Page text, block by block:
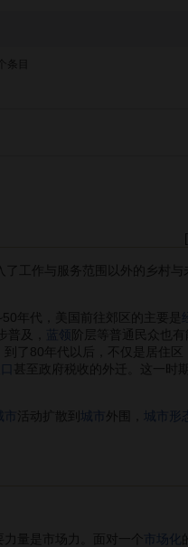
个条目
[
工作与服务范围以外的乡村与
年代，美国前往郊区的主要是
及， 蓝领
阶层等普通民众也有
了80年代以后，不仅是居住区
甚至政府税收的外迁。这一时期
市 活动扩散到 城市 外围， 城市形
力量是市场力。面对一个 市场化